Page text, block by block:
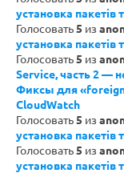
установка пакетів
Голосовать5 из
установка пакетів
Голосовать5 из
Service, часть 2 —
Фиксы для
CloudWatch
Голосовать5 из
установка пакетів
Голосовать5 из
установка пакетів